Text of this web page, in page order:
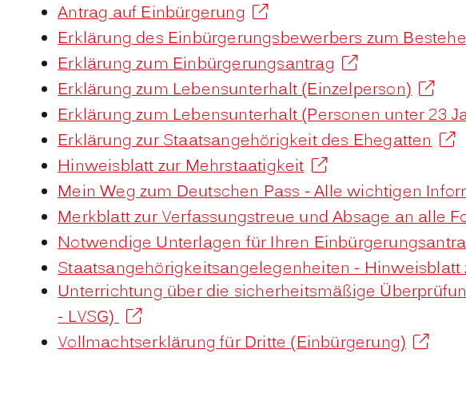
Antrag auf Einbürgerung
Erklärung des Einbürgerungsbewerbers zum
Erklärung zum Einbürgerungsantrag
Erklärung zum Lebensunterhalt (Einzelperson)
Erklärung zum Lebensunterhalt (Personen unter 23
Erklärung zur Staatsangehörigkeit des Ehegatten
Hinweisblatt zur Mehrstaatigkeit
Mein Weg zum Deutschen Pass - Alle wichtigen
Merkblatt zur Verfassungstreue und Absage an alle
Notwendige Unterlagen für Ihren
Staatsangehörigkeitsangelegenheiten - Hinweisblatt
Unterrichtung über die sicherheitsmäßige
- LVSG)
Vollmachtserklärung für Dritte (Einbürgerung)